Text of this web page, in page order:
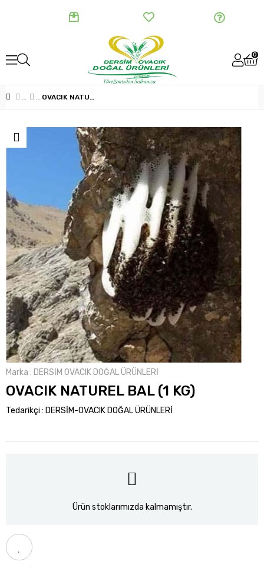
0
OVACIK NATUREL BAL (1 KG)
Marka : DERSİM OVACIK DOĞAL ÜRÜNLERİ
OVACIK NATUREL BAL (1 KG)
Tedarikçi : DERSİM-OVACIK DOĞAL ÜRÜNLERİ
Ürün stoklarımızda kalmamıştır.